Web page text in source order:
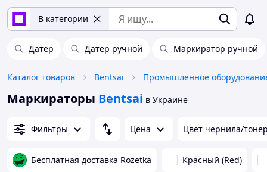
В категории
Датер Датер ручной Маркиратор ручной
Каталог товаров Bentsai
Маркираторы Bentsai в Украине
Фильтры Цена Цвет чернила/
Бесплатная доставка Rozetka Красный (Red)